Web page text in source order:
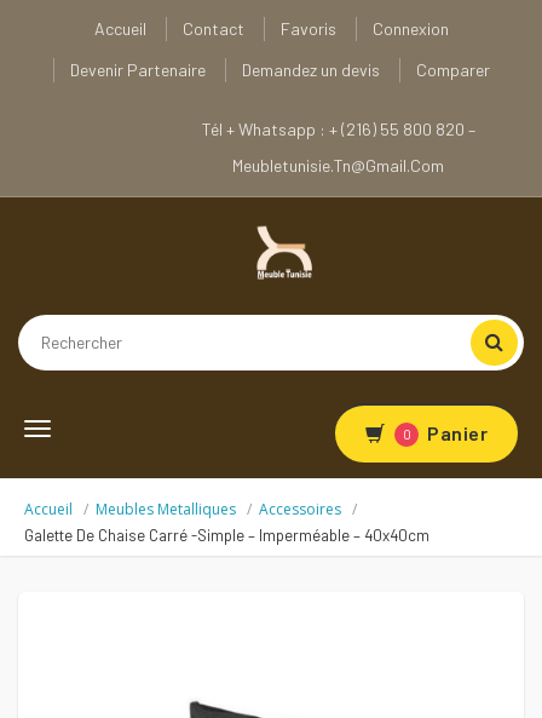
Accueil Contact Favoris
Connexion
Devenir Partenaire
Demandez un devis Comparer
Tél + Whatsapp : + (216) 55 800 820 –
Meubletunisie.tn@gmail.com
Toggle
0 Panier
Accueil Meubles Metalliques Accessoires
Galette De Chaise Carré -simple – Imperméable – 40x40cm